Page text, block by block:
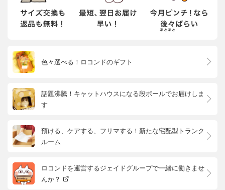
色々選べる！ロコンドのギフト
話題沸騰！キャットハウスになる段ボールでお届けしま
す
預ける、ケアする、フリマする！新たな宅配型トランク
ルーム
ロコンドを運営するジェイドグループで一緒に働きませ
んか？